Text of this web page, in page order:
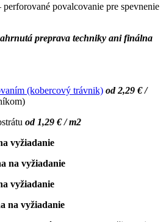
perforované povalcovanie pre spevnenie
preprava techniky ani finálna
(kobercový trávnik) od 2,29 € /
od 1,29 € / m2
vyžiadanie
na vyžiadanie
vyžiadanie
na vyžiadanie